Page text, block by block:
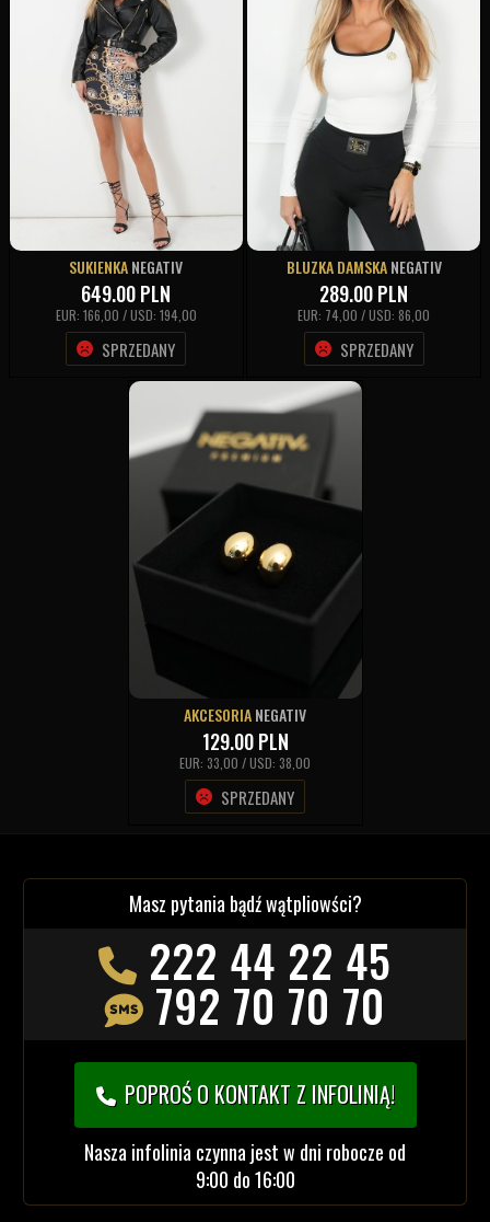
SUKIENKANEGATIV
649.00PLN
EUR: 166,00 / USD: 194,00
SPRZEDANY
BLUZKA DAMSKANEGATIV
289.00PLN
EUR: 74,00 / USD: 86,00
SPRZEDANY
AKCESORIANEGATIV
129.00PLN
EUR: 33,00 / USD: 38,00
SPRZEDANY
Masz pytania bądź wątpliowści?
222 44 22 45
792 70 70 70
POPROŚ O KONTAKT Z INFOLINIĄ!
Nasza infolinia czynna jest w dni robocze od
9:00 do 16:00